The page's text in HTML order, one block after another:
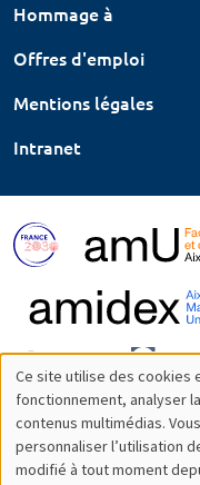
Hommage à
Offres d'emploi
Mentions légales
Intranet
Utilisation
des
Ce site utilise des cookies
fonctionnement, analyser
contenus multimédias.
personnaliser l’utilisation
modifié à tout moment